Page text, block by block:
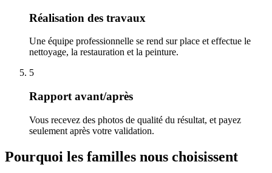
Réalisation des travaux
Une équipe professionnelle se rend sur place et effectue le
nettoyage, la restauration et la peinture.
5
Rapport avant/après
Vous recevez des photos de qualité du résultat, et payez
seulement après votre validation.
Pourquoi les familles nous choisissent